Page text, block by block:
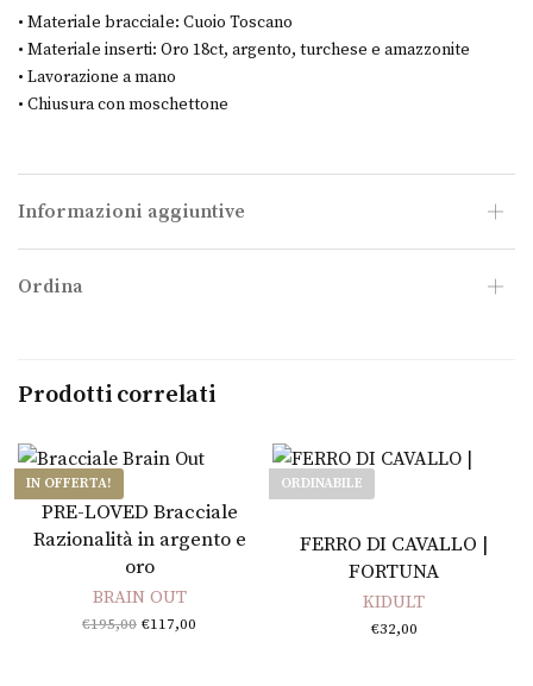
• Materiale bracciale: Cuoio Toscano
• Materiale inserti: Oro 18ct, argento, turchese e amazzonite
• Lavorazione a mano
• Chiusura con moschettone
Informazioni aggiuntive
Ordina
Prodotti correlati
IN OFFERTA!
Aggiungi al carrello
PRE-LOVED Bracciale
Razionalità in argento e
oro
BRAIN OUT
€195,00 Il prezzo
€117,00
ORDINABILE
FERRO DI CAVALLO |
FORTUNA
KIDULT
€32,00